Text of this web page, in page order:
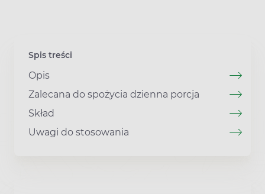
Spis treści
Opis
Zalecana do spożycia dzienna porcja
Skład
Uwagi do stosowania